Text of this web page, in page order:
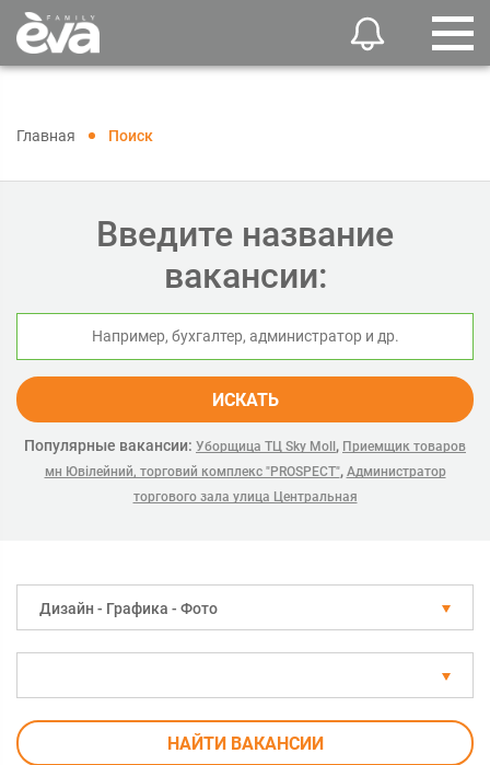
Главная Поиск
Введите название
вакансии:
ИСКАТЬ
Популярные вакансии: Уборщица ТЦ Sky Moll , Приемщик товаров
мн Ювілейний, торговий комплекс "PROSPECT", Администратор
торгового зала улица Центральная
Дизайн - Графика - Фото
НАЙТИ ВАКАНСИИ